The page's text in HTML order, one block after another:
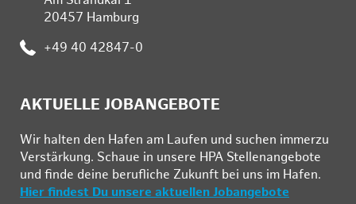
20457 Hamburg
Telefon:
+49 40 42847-0
AKTUELLE JOBANGEBOTE
Wir hal­ten den Ha­fen am Lau­fen und su­chen im­mer­zu
Ver­stär­kung. Schau­e in un­se­re HPA Stel­len­an­ge­bo­te
und fin­de deine be­ruf­li­che Zu­kunft bei uns im Ha­fen.
Hier findest Du unsere aktuellen Jobangebote